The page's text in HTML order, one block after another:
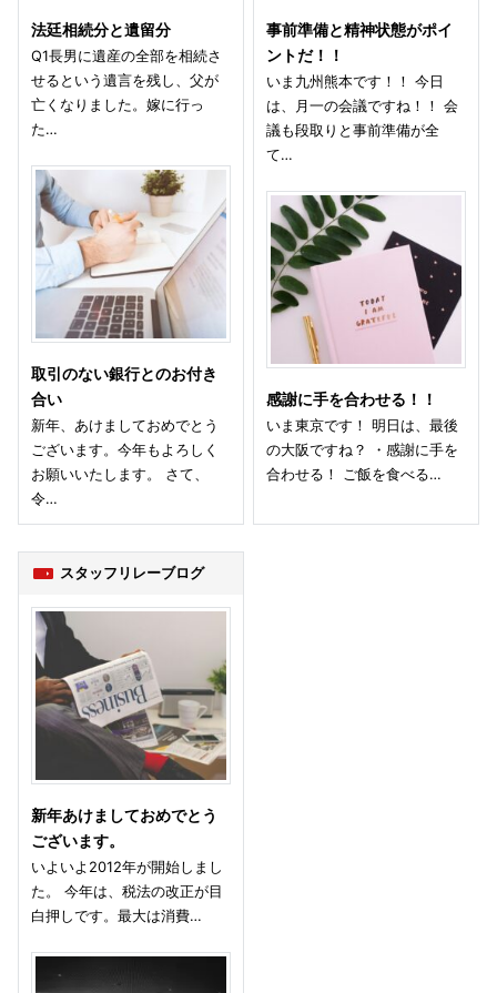
法廷相続分と遺留分
Q1長男に遺産の全部を相続さ
せるという遺言を残し、父が
亡くなりました。嫁に行っ
た…
取引のない銀行とのお付き
合い
新年、あけましておめでとう
ございます。今年もよろしく
お願いいたします。 さて、
令…
事前準備と精神状態がポイ
ントだ！！
いま九州熊本です！！ 今日
は、月一の会議ですね！！ 会
議も段取りと事前準備が全
て…
感謝に手を合わせる！！
いま東京です！ 明日は、最後
の大阪ですね？ ・感謝に手を
合わせる！ ご飯を食べる…
スタッフリレーブログ
新年あけましておめでとう
ございます。
いよいよ2012年が開始しまし
た。 今年は、税法の改正が目
白押しです。最大は消費…